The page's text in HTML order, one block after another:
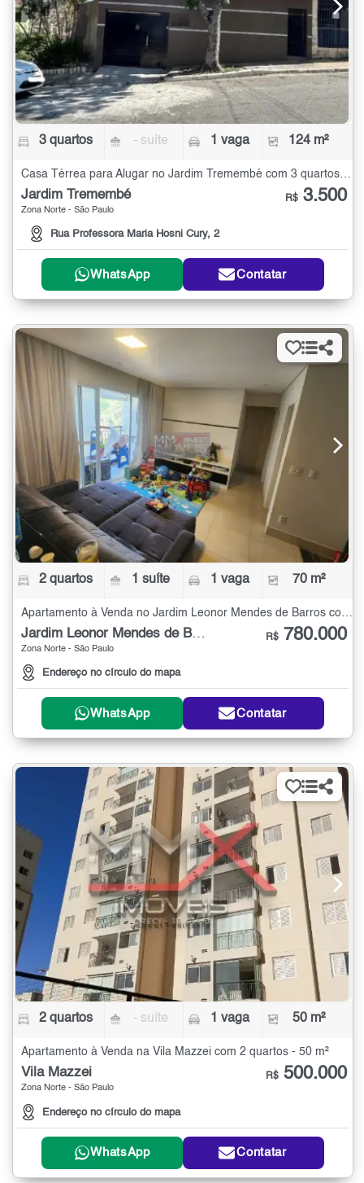
3 quartos - suíte 1 vaga 124 m²
Jardim Tremembé
Zona Norte - São Paulo
Rua Professora Maria Hosni Cury, 2
R$ 3.500
WhatsApp Contatar
2 quartos 1 suíte 1 vaga 70 m²
Apartamento à Venda no Jardim Leonor Mendes de Barros com 2 quartos - 70 m²
Jardim Leonor Mendes de Barros
Zona Norte - São Paulo
Endereço no círculo do mapa
R$ 780.000
WhatsApp Contatar
2 quartos - suíte 1 vaga 50 m²
Apartamento à Venda na Vila Mazzei com 2 quartos - 50 m²
Vila Mazzei
Zona Norte - São Paulo
Endereço no círculo do mapa
R$ 500.000
WhatsApp Contatar